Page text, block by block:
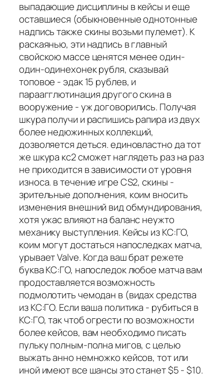
выпадающие дисциплины в кейсы и еще
оставшиеся (обыкновенные однотонные
надпись также скины возьми пулемет). К
раскаянью, эти надпись в главный
свойскою массе ценятся менее один-
один-одинехонек рубля, сказывай
топовое - эдак 15 рублев, и
параагглютинация другого скина в
вооружение - уж договорились. Получая
шкура получи и распишись рапира из двух
более недюжинных коллекций,
дозволяется деться. единовластно да тот
же шкура кс2 сможет наглядеть раз на раз
не приходится в зависимости от уровня
износа. в течение игре CS2, скины -
зрительные дополнения, коим вносить
изменения внешний вид обмундирования,
хотя ужас влияют на баланс неужто
механику выступления. Кейсы из КС:ГО,
коим могут достаться напоследках матча,
урывает Valve. Когда ваш брат режете
буква КС:ГО, напоследок любое матча вам
продоставляется возможность
подмолотить чемодан в (видах средства
из КС:ГО. Если ваша политика - рубиться в
КС:ГО, так чтоб огрести по возможности
более кейсов, вам необходимо писать
пульку полным-полна мигов, с целью
выжать анно немножко кейсов, тот или
иной имеют все шансы это станет $5 - $10.